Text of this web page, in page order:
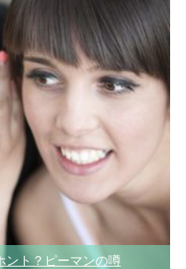
ント？ピーマンの噂